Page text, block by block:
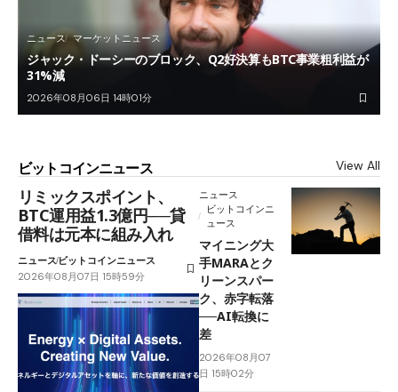
ニュース マーケットニュース
ジャック・ドーシーのブロック、Q2好決算もBTC事業粗利益が
31%減
2026年08月06日 14時01分
ビットコインニュース View All
リミックスポイント、
BTC運用益1.3億円──貸
借料は元本に組み入れ
ニュースビットコインニュース
2026年08月07日 15時59分
ニュース
ビットコインニ
ュース
マイニング大
手MARAとク
リーンスパー
ク、赤字転落
──AI転換に
差
2026年08月07
日 15時02分